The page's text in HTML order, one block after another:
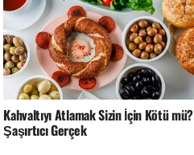
Kahvaltıyı Atlamak Sizin İçin Kötü mü?
Şaşırtıcı Gerçek